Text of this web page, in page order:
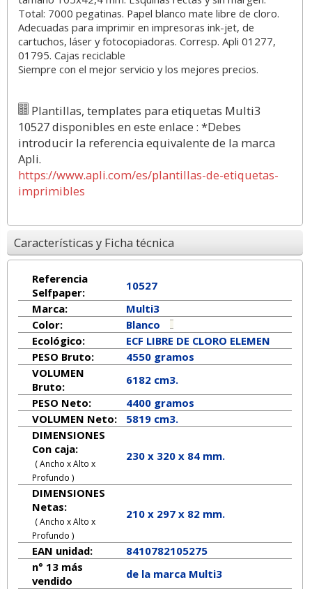
Total: 7000 pegatinas. Papel blanco mate libre de cloro.
Adecuadas para imprimir en impresoras ink-jet, de
cartuchos, láser y fotocopiadoras. Corresp. Apli 01277,
01795. Cajas reciclable
Siempre con el mejor servicio y los mejores precios.
Plantillas, templates para etiquetas Multi3
10527 disponibles en este enlace : *Debes
introducir la referencia equivalente de la marca
Apli.
https://www.apli.com/es/plantillas-de-etiquetas-
imprimibles
Características y Ficha técnica
Referencia
Selfpaper:
10527
Marca:
Multi3
Color:
Blanco
Ecológico:
ECF LIBRE DE CLORO ELEMEN
PESO Bruto:
4550 gramos
VOLUMEN
Bruto:
6182 cm3.
PESO Neto:
4400gramos
VOLUMEN Neto:
5819 cm3.
DIMENSIONES
Con caja:
( Ancho x Alto x
Profundo )
230 x 320 x 84 mm.
DIMENSIONES
Netas:
( Ancho x Alto x
Profundo )
210x 297x 82mm.
EAN unidad:
8410782105275
n° 13 más
vendido
de la marca Multi3